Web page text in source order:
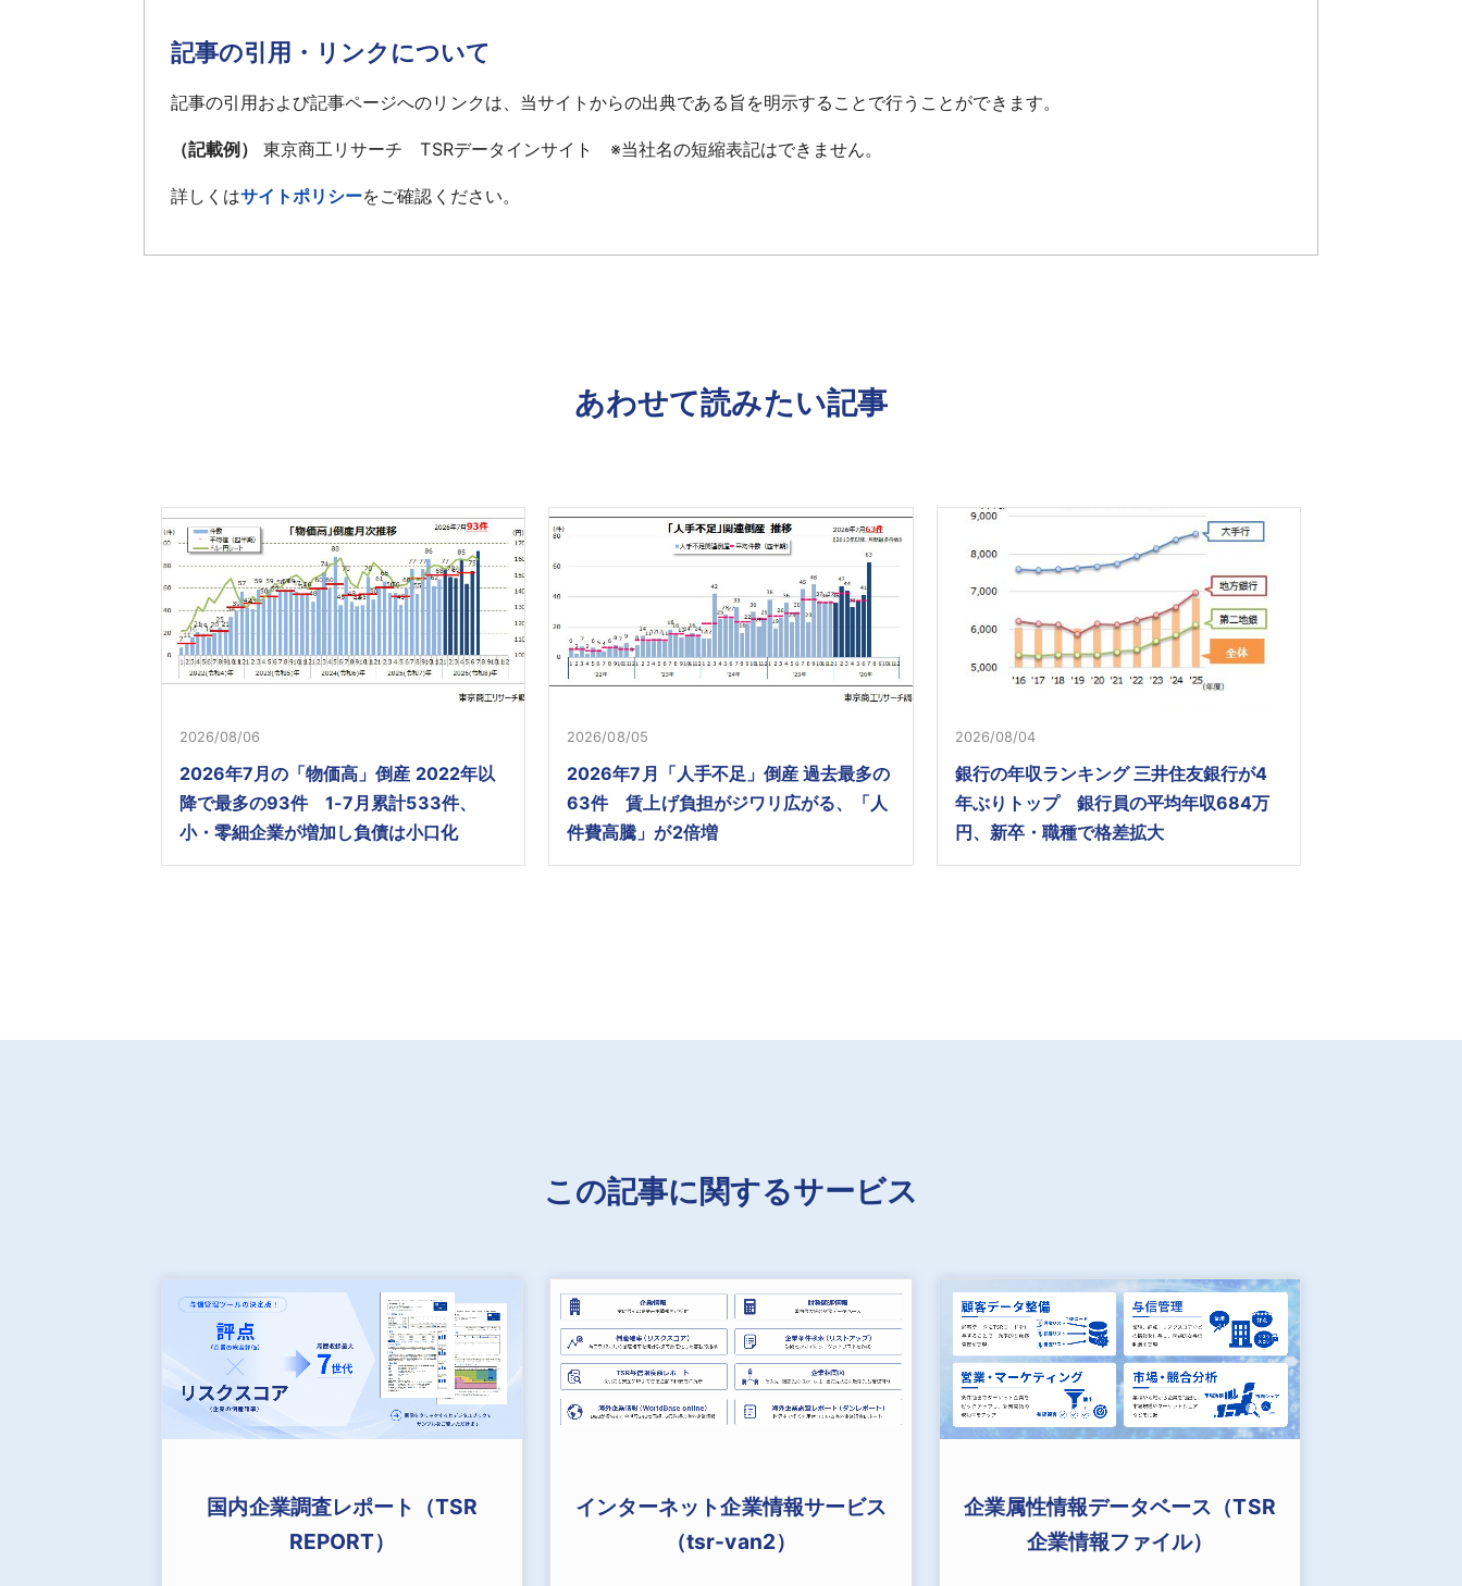
記事の引用・リンクについて
記事の引用および記事ページへのリンクは、当サイトからの出典である旨を明示することで行うことができます。
（記載例） 東京商工リサーチ TSRデータインサイト ※当社名の短縮表記はできません。
詳しくはサイトポリシーをご確認ください。
あわせて読みたい記事
2026/08/06
2026年7月の「物価高」倒産 2022年以
降で最多の93件 1-7月累計533件、
小・零細企業が増加し負債は小口化
2026/08/05
2026年7月「人手不足」倒産 過去最多の
63件 賃上げ負担がジワリ広がる、「人
件費高騰」が2倍増
2026/08/04
銀行の年収ランキング 三井住友銀行が4
年ぶりトップ 銀行員の平均年収684万
円、新卒・職種で格差拡大
この記事に関するサービス
国内企業調査レポート（TSR
REPORT）
インターネット企業情報サービス
（tsr-van2）
企業属性情報データベース（TSR
企業情報ファイル）